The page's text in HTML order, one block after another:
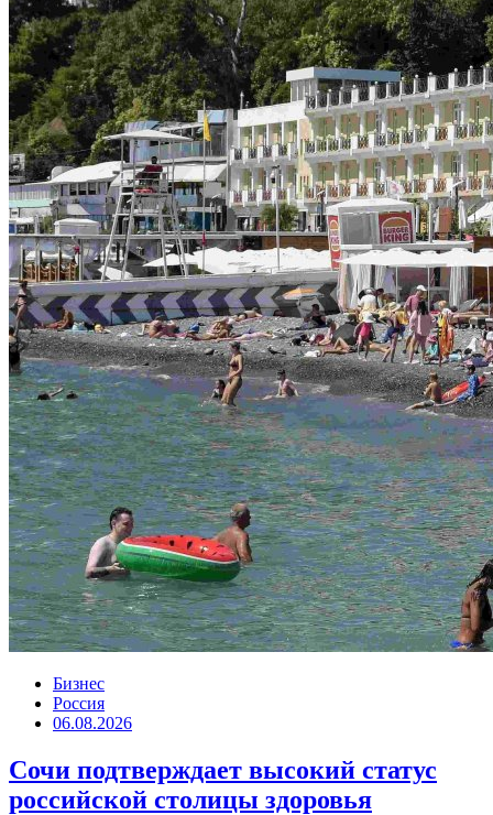
Бизнес
Россия
06.08.2026
Сочи подтверждает высокий статус
российской столицы здоровья